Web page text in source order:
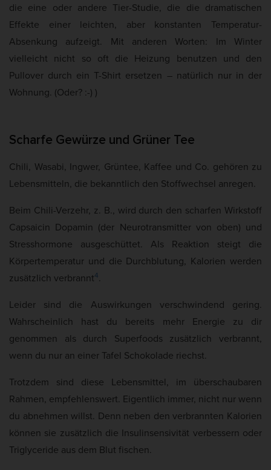
die eine oder andere Tier-Studie, die die dramatischen
Effekte einer leichten, aber konstanten Temperatur-
Absenkung aufzeigt. Mit anderen Worten: Im Winter
vielleicht nicht so oft die Heizung benutzen und den
Pullover durch ein T-Shirt ersetzen – natürlich nur in der
Wohnung. (Oder? :-) )
Scharfe Gewürze und Grüner Tee
Chili, Wasabi, Ingwer, Grüntee, Kaffee und Co. gehören zu
Lebensmitteln, die bekanntlich den Stoffwechsel anregen.
Beim Chili-Verzehr, z. B., wird durch den scharfen Wirkstoff
Capsaicin Dopamin (der Neurotransmitter von oben) und
Stresshormone ausgeschüttet. Als Reaktion steigt die
Körpertemperatur und die Durchblutung, Kalorien werden
zusätzlich verbrannt4.
Leider sind die Auswirkungen verschwindend gering.
Wahrscheinlich hast du bereits mehr Energie zu dir
genommen als durch Superfoods zusätzlich verbrannt,
wenn du nur an einer Tafel Schokolade riechst.
Trotzdem sind diese Lebensmittel, im überschaubaren
Rahmen, empfehlenswert. Eigentlich immer, nicht nur wenn
du abnehmen willst. Denn neben den verbrannten Kalorien
können sie zusätzlich die Insulinsensivität verbessern oder
Triglyceride aus dem Blut fischen.